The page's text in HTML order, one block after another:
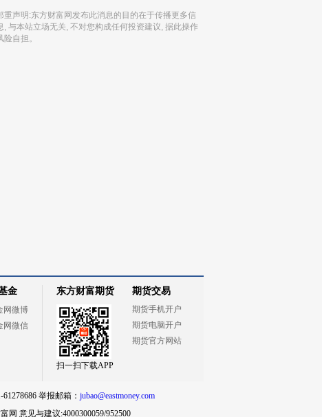
重声明:东方财富网发布此消息的目的在于传播更多信
, 与本站立场无关, 不对您构成任何投资建议, 据此操作
险自担。
金
网微博
网微信
东方财富期货
扫一扫下载APP
期货交易
期货手机开户
期货电脑开户
期货官方网站
举报邮箱： jubao@eastmoney.com
网 意见与建议:4000300059/952500